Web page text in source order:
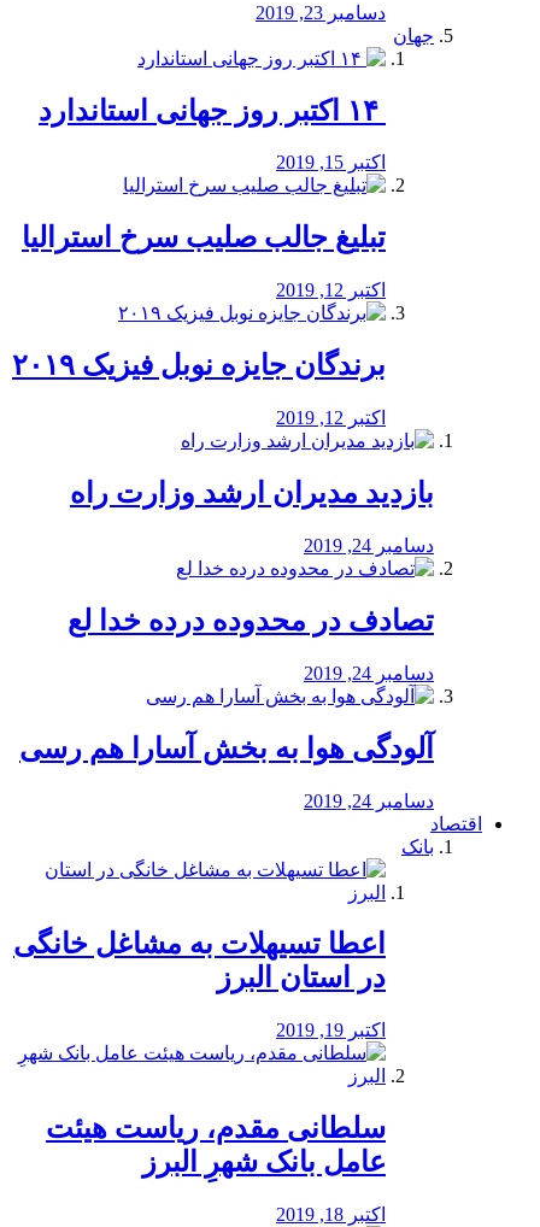
دسامبر 23, 2019
جهان
اکتبر 15, 2019
تبلیغ جالب صلیب سرخ استرالیا
اکتبر 12, 2019
برندگان جایزه نوبل فیزیک ۲۰۱۹
اکتبر 12, 2019
بازدید مدیران ارشد وزارت راه
دسامبر 24, 2019
تصادف در محدوده درده خدا لع
دسامبر 24, 2019
آلودگی هوا به بخش آسارا هم رسی
دسامبر 24, 2019
اقتصاد
بانک
️اعطا تسیهلات به مشاغل خانگی
در استان البرز
اکتبر 19, 2019
سلطانی مقدم، ریاست هیئت
عامل بانک شهرِ البرز
اکتبر 18, 2019